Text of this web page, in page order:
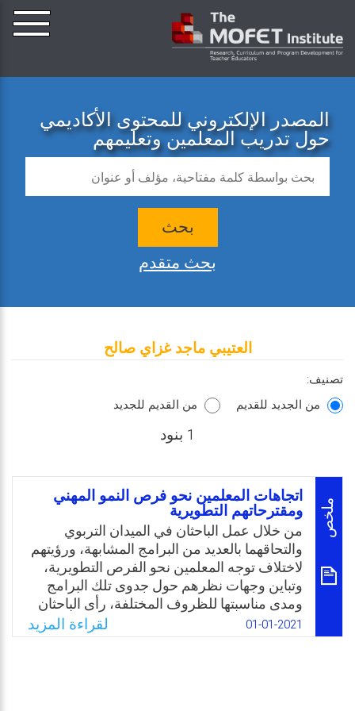
المصدر الإلكتروني للمحتوى الأكاديمي
حول تدريب المعلمين وتعليمهم
بحث
بحث متقدم
العتيبي ماجد غزاي صالح
تصنيف:
من الجديد للقديم
من القديم للجديد
1 بنود
ملخص
اتجاهات المعلمين نحو فرص النمو المهني
ومقترحاتهم التطويرية
من خلال عمل الباحثان في الميدان التربوي
والتحاقهما بالعديد من البرامج المشابهة، ورؤيتهم
لاختلاف توجه المعلمين نحو الفرص التطويرية،
وتباين وجهات نظرهم حول جدوى تلك البرامج
ومدى مناسبتها للظروف المختلفة، رأى الباحثان
أهمية دراسة القضية بشكل علمي للتعرف على
اتجاه المعلمين نحو هذه الفرص لتنمية مهاراتهم،
01-01-2021 لقراءة المزيد